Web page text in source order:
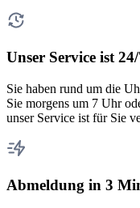
Unser Service ist
Sie haben rund um die
Sie morgens um 7 Uhr
unser Service ist für Sie
Abmeldung in 3